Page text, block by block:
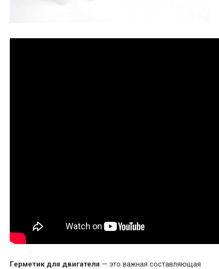
Герметик для двигателя — это важная составляющая